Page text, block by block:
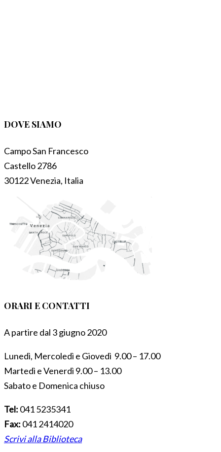
DOVE SIAMO
Campo San Francesco
Castello 2786
30122 Venezia, Italia
ORARI E CONTATTI
A partire dal 3 giugno 2020
Lunedì, Mercoledì e Giovedì 9.00 – 17.00
Martedì e Venerdì 9.00 – 13.00
Sabato e Domenica chiuso
Tel: 041 5235341
Fax: 041 2414020
Scrivi alla Biblioteca